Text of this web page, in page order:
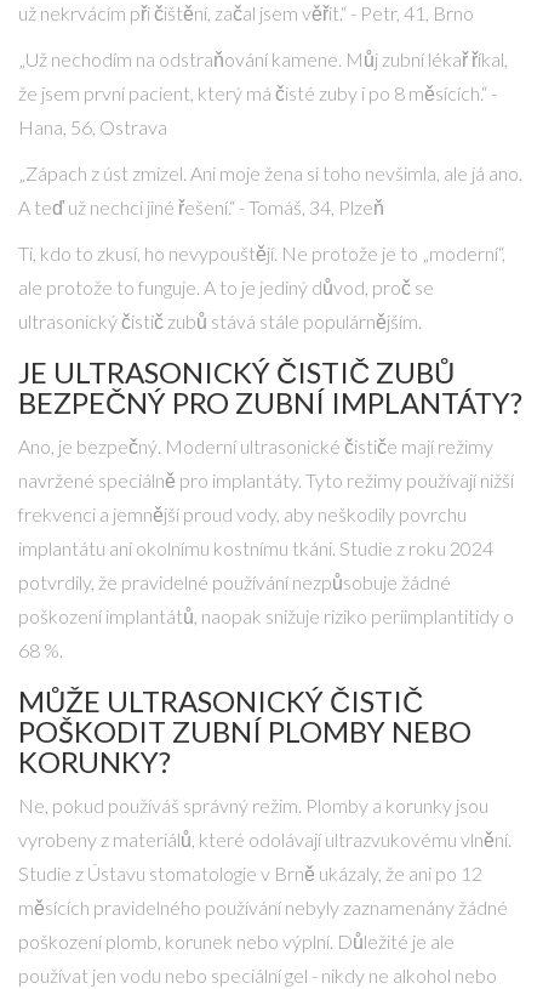
už nekrvácím při čištění, začal jsem věřit.“ - Petr, 41, Brno
„Už nechodím na odstraňování kamene. Můj zubní lékař říkal,
že jsem první pacient, který má čisté zuby i po 8 měsících.“ -
Hana, 56, Ostrava
„Zápach z úst zmizel. Ani moje žena si toho nevšimla, ale já ano.
A teď už nechci jiné řešení.“ - Tomáš, 34, Plzeň
Ti, kdo to zkusí, ho nevypouštějí. Ne protože je to „moderní“,
ale protože to funguje. A to je jediný důvod, proč se
ultrasonický čistič zubů stává stále populárnějším.
JE ULTRASONICKÝ ČISTIČ ZUBŮ
BEZPEČNÝ PRO ZUBNÍ IMPLANTÁTY?
Ano, je bezpečný. Moderní ultrasonické čističe mají režimy
navržené speciálně pro implantáty. Tyto režimy používají nižší
frekvenci a jemnější proud vody, aby neškodily povrchu
implantátu ani okolnímu kostnímu tkáni. Studie z roku 2024
potvrdily, že pravidelné používání nezpůsobuje žádné
poškození implantátů, naopak snižuje riziko periimplantitidy o
68 %.
MŮŽE ULTRASONICKÝ ČISTIČ
POŠKODIT ZUBNÍ PLOMBY NEBO
KORUNKY?
Ne, pokud používáš správný režim. Plomby a korunky jsou
vyrobeny z materiálů, které odolávají ultrazvukovému vlnění.
Studie z Ústavu stomatologie v Brně ukázaly, že ani po 12
měsících pravidelného používání nebyly zaznamenány žádné
poškození plomb, korunek nebo výplní. Důležité je ale
používat jen vodu nebo speciální gel - nikdy ne alkohol nebo